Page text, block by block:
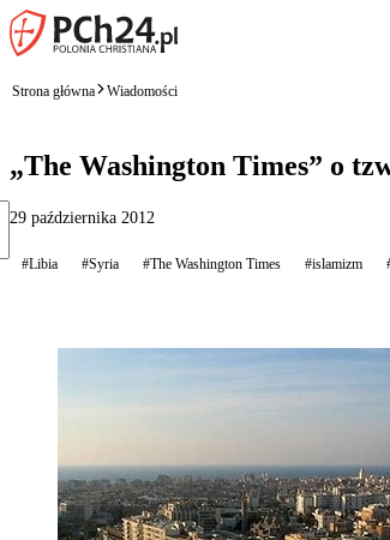
Strona główna Wiadomości
„The Washington Times” o
29 października 2012
#Libia #Syria #The Washington Times #islamizm